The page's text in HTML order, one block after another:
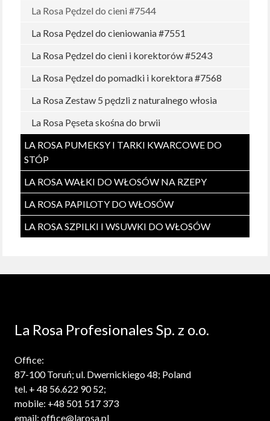
La Rosa Pędzel do cieni #7544
La Rosa Pędzel do cieniowania #7551
La Rosa Pędzel do cieni i korektorów #5243
La Rosa Pędzel do pomadki i korektora #7568
La Rosa Zestaw 5 pędzli z naturalnego włosia
La Rosa Pęseta skośna do brwii
LA ROSA PUMEKSY I TARKI KWARCOWE DO
STÓP
LA ROSA WAŁKI DO WŁOSÓW NA RZEPY
LA ROSA PAPILOTY DO WŁOSÓW
LA ROSA SZPILKI I WSUWKI DO WŁOSÓW
La Rosa Profesionales Sp. z o.o.
Office:
87-100 Toruń; ul. Dwernickiego 48; Poland
tel. + 48 56.622 90 52;
mobile: +48 501 517 373
email: office@larosa.pl